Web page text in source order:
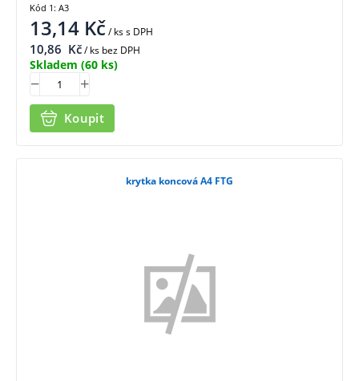
13,14 Kč/ kss DPH
10,86 Kč/ ks bez DPH
Skladem (60 ks)
Koupit
Kód 1: A3
krytka koncová A4 FTG